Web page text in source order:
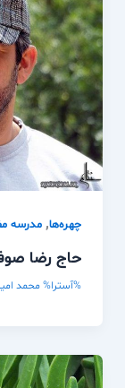
چهره‌ها, مدرسه
حاج رضا
%آسترا% محمد